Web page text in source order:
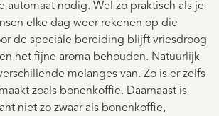
automaat nodig. Wel zo praktisch als je
elke dag weer rekenen op die
de speciale bereiding blijft vriesdroog
het fijne aroma behouden. Natuurlijk
melanges van. Zo is er zelfs
zoals bonenkoffie. Daarnaast is
niet zo zwaar als bonenkoffie,